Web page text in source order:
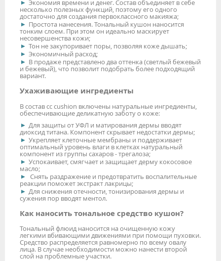
Экономия времени и денег. Состав объединяет в себе
несколько полезных функций, поэтому его одного
достаточно для создания первоклассного макияжа;
Простота нанесения. Тональный кушон наносится
тонким слоем. При этом он идеально маскирует
несовершенства кожи;
Тон не закупоривает поры, позволяя коже дышать;
Экономичный расход;
В продаже представлено два оттенка (светлый бежевый
и бежевый), что позволит подобрать более подходящий
вариант.
Ухаживающие ингредиенты
В состав cc cushion включены натуральные ингредиенты,
обеспечивающие деликатную заботу о коже:
Для защиты от УФЛ и матирования дермы вводят
диоксид титана. Компонент скрывает недостатки дермы;
Укрепляет клеточные мембраны и поддерживает
оптимальный уровень влаги в клетках натуральный
компонент из группы сахаров - трегалоза;
Успокаивает, смягчает и защищает дерму кокосовое
масло;
Снять раздражение и предотвратить воспалительные
реакции поможет экстракт лакрицы;
Для снижения отечности, тонизирования дермы и
сужения пор вводят ментол.
Как наносить тональное средство кушон?
Тональный флюид наносится на очищенную кожу
легкими вбивающими движениями при помощи пуховки.
Средство распределяется равномерно по всему овалу
лица. В случае необходимости можно нанести второй
слой на проблемные участки.